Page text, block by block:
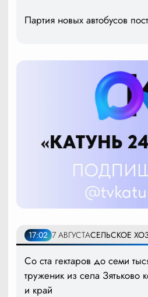
Партия новых автобусов
17:02 7 АВГУСТАСЕЛЬСКОЕ
Со ста гектаров до семи
труженик из села Зятьково
и край